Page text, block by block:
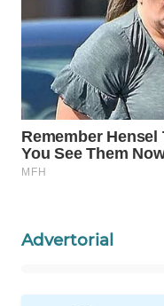
Advertorial
HEALTH
WAHANA
DESA
WISATA
LAPAK
WAHANA
Network
LISTRIK